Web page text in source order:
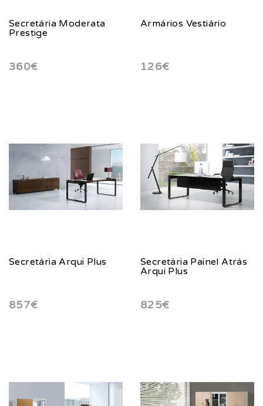
Secretária Moderata
Prestige
360€
Armários Vestiário
126€
Secretária Arqui Plus
857€
Secretária Painel Atrás
Arqui Plus
825€